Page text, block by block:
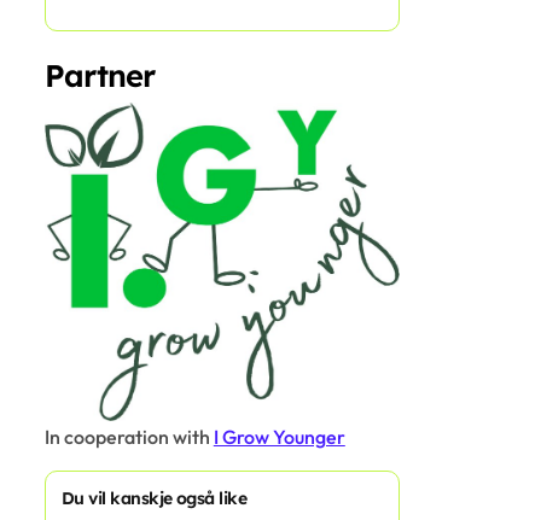
Partner
In cooperation with I Grow Younger
Du vil kanskje også like